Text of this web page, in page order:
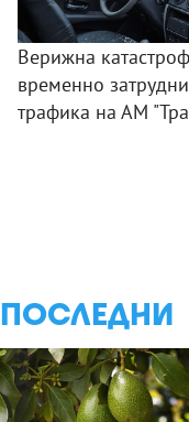
Верижна
временно затрудни
трафика на АМ
ПОСЛЕДНИ